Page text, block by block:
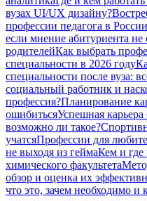
вузах UI/UX дизайну?
профессии педагога в России
если мнение абитуриента не
родителейКак выбрать
специальности в 2026 году
специальности после вуза:
социальный работник и
профессия?Планирование
ошибитьсяУспешная карьера
возможно ли такое?
учатсяПрофессии для
не выходя из геймаКем и где
химического факультета
обзор и оценка их
что это, зачем необходимо и